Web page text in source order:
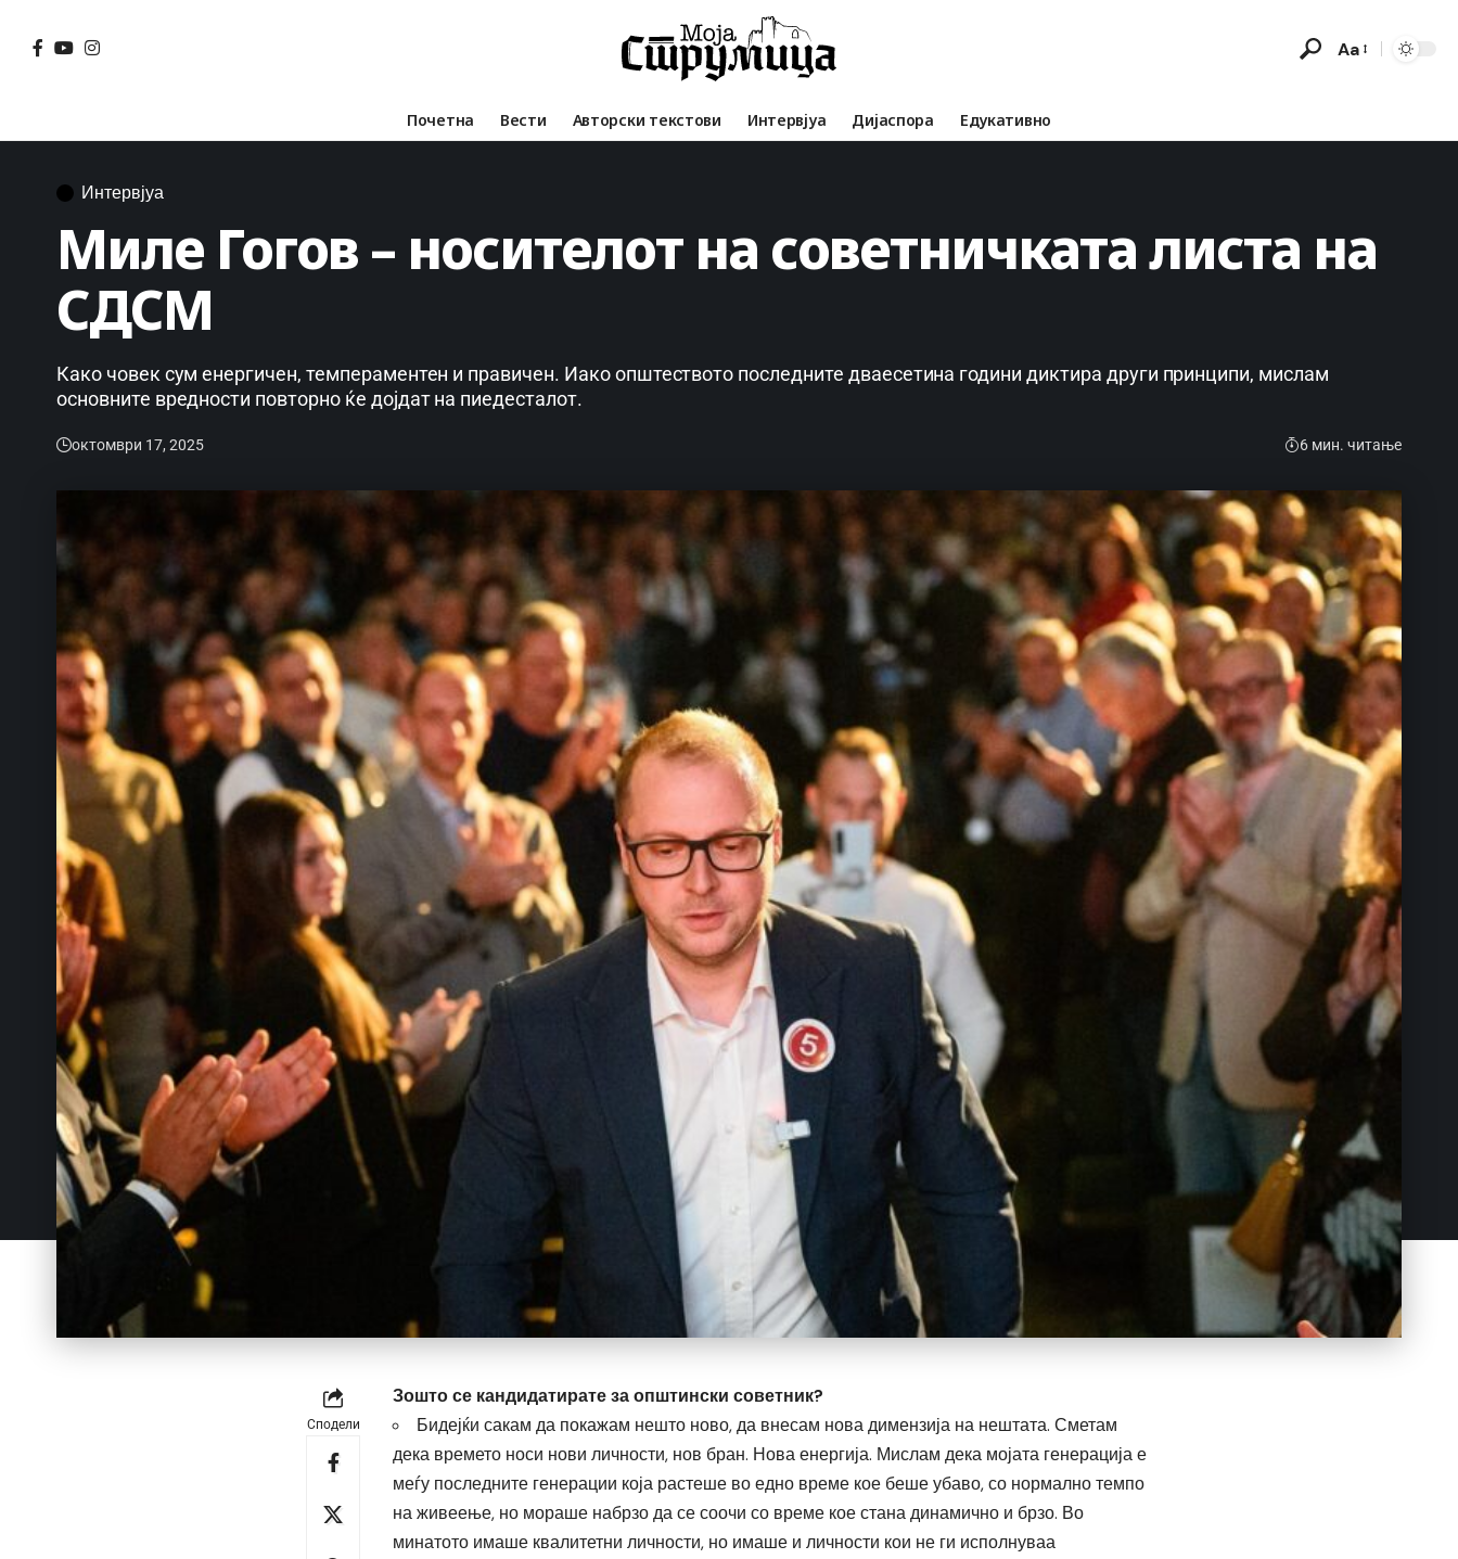
Aa
Почетна Вести Авторски текстови Интервјуа Дијаспора Едукативно
Интервјуа
Миле Гогов – носителот на советничката листа на
СДСМ
Како човек сум енергичен, темпераментен и правичен. Иако општеството последните дваесетина години диктира други принципи, мислам
основните вредности повторно ќе дојдат на пиедесталот.
октомври 17, 2025 6 мин. читање
Сподели
Зошто се кандидатирате за општински советник?
Бидејќи сакам да покажам нешто ново, да внесам нова димензија на нештата. Сметам
дека времето носи нови личности, нов бран. Нова енергија. Мислам дека мојата генерација е
меѓу последните генерации која растеше во едно време кое беше убаво, со нормално темпо
на живеење, но мораше набрзо да се соочи со време кое стана динамично и брзо. Во
минатото имаше квалитетни личности, но имаше и личности кои не ги исполнуваа